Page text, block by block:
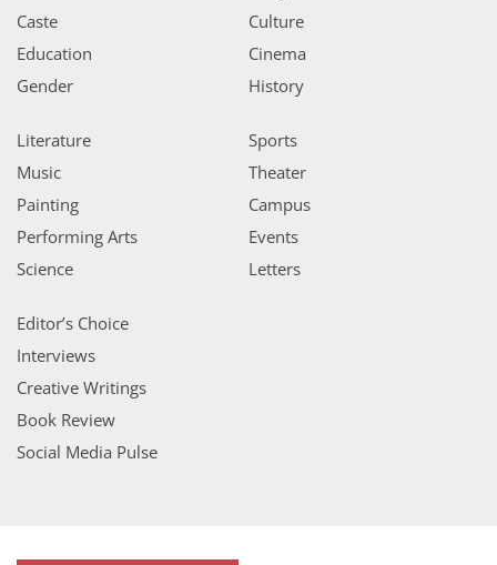
Caste
Education
Gender
Culture
Cinema
History
Literature
Music
Painting
Performing Arts
Science
Sports
Theater
Campus
Events
Letters
Editor’s Choice
Interviews
Creative Writings
Book Review
Social Media Pulse